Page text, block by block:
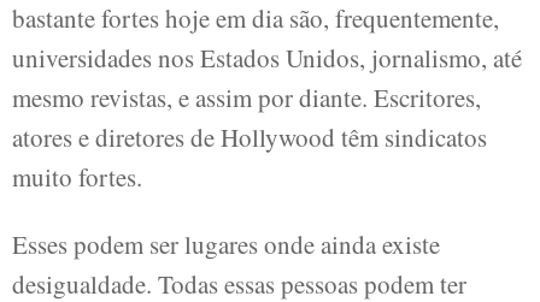
bastante fortes hoje em dia são, frequentemente,
universidades nos Estados Unidos, jornalismo, até
mesmo revistas, e assim por diante. Escritores,
atores e diretores de Hollywood têm sindicatos
muito fortes.
Esses podem ser lugares onde ainda existe
desigualdade. Todas essas pessoas podem ter